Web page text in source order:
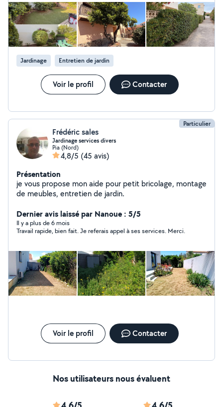
Jardinage Entretien de jardin
Voir le profil Contacter
Particulier
Frédéric sales
Jardinage services divers
Pia (Nord)
4,8/5 (45 avis)
Présentation
je vous propose mon aide pour petit bricolage, montage
de meubles, entretien de jardin.
Dernier avis laissé par Nanoue : 5/5
Il y a plus de 6 mois
Travail rapide, bien fait. Je referais appel à ses services. Merci.
Voir le profil Contacter
Nos utilisateurs nous évaluent